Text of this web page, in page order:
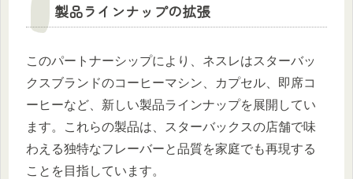
製品ラインナップの拡張
このパートナーシップにより、ネスレはスターバッ
クスブランドのコーヒーマシン、カプセル、即席コ
ーヒーなど、新しい製品ラインナップを展開してい
ます。これらの製品は、スターバックスの店舗で味
わえる独特なフレーバーと品質を家庭でも再現する
ことを目指しています。